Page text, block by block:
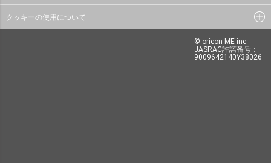
クッキーの使用について
© oricon ME inc.
JASRAC許諾番号：
9009642140Y38026